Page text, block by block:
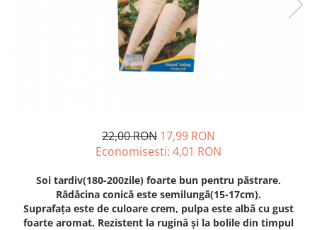
Seminte de Gulii
Seminte de Leustean
Seminte de Patrunjel
22,00 RON 17,99 RON
Economisesti: 4,01 RON
Soi tardiv(180-200zile) foarte bun pentru păstrare.
Rădăcina conică este semilungă(15-17cm).
Suprafața este de culoare crem, pulpa este albă cu gust
foarte aromat. Rezistent la rugină și la bolile din timpul